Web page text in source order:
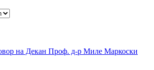
на Декан Проф. д-р Миле Маркоски